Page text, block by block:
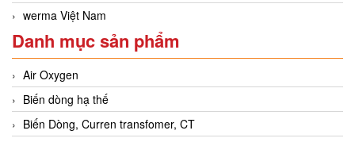
werma Việt Nam
Danh mục sản phẩm
Air Oxygen
Biến dòng hạ thế
Biến Dòng, Curren transfomer, CT